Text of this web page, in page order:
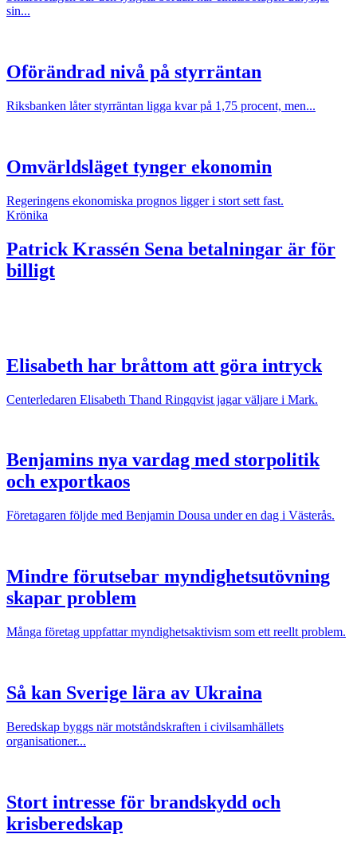
sin...
Oförändrad nivå på styrräntan
Riksbanken låter styrräntan ligga kvar på 1,75 procent, men...
Omvärldsläget tynger ekonomin
Regeringens ekonomiska prognos ligger i stort sett fast.
Krönika
Patrick Krassén Sena betalningar är för
billigt
Elisabeth har bråttom att göra intryck
Centerledaren Elisabeth Thand Ringqvist jagar väljare i Mark.
Benjamins nya vardag med storpolitik
och exportkaos
Företagaren följde med Benjamin Dousa under en dag i Västerås.
Mindre förutsebar myndighetsutövning
skapar problem
Många företag uppfattar myndighetsaktivism som ett reellt problem.
Så kan Sverige lära av Ukraina
Beredskap byggs när motståndskraften i civilsamhällets
organisationer...
Stort intresse för brandskydd och
krisberedskap